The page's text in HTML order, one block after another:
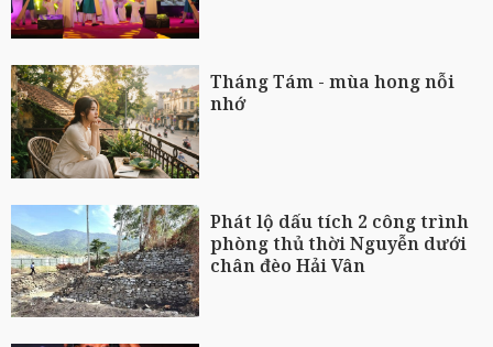
Tháng Tám - mùa hong nỗi
nhớ
Phát lộ dấu tích 2 công trình
phòng thủ thời Nguyễn dưới
chân đèo Hải Vân